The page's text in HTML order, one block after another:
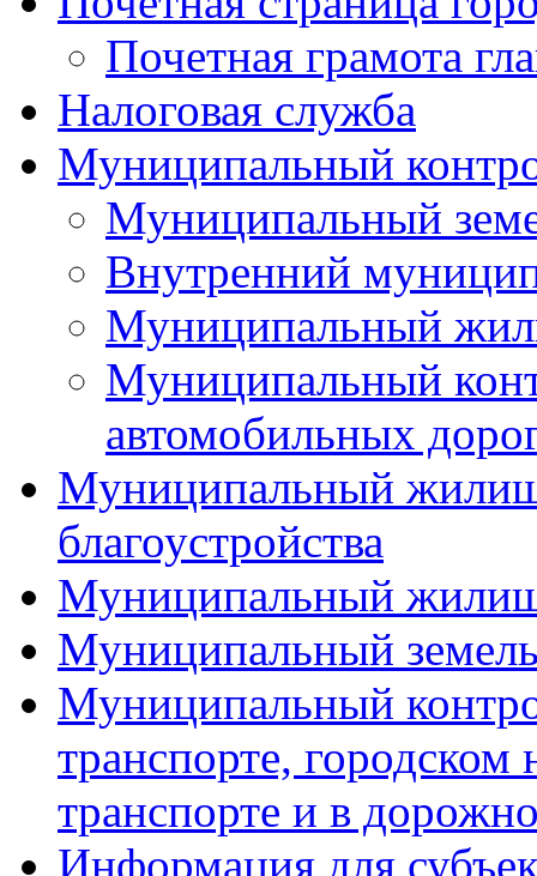
Почетная грамота
Налоговая служба
Муниципальный
Муниципальный
Внутренний
Муниципальный
Муниципальный
автомобильных
Муниципальный
благоустройства
Муниципальный
Муниципальный
Муниципальный
транспорте, городском
транспорте и в
Информация для